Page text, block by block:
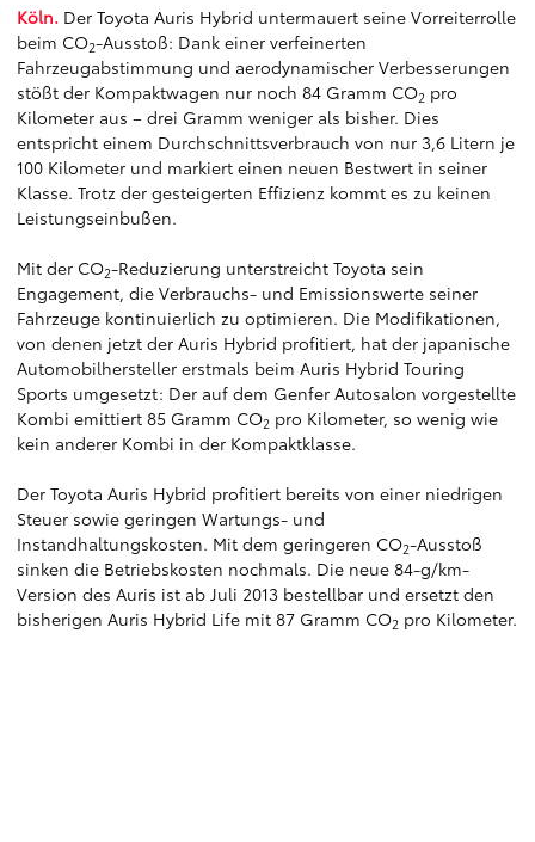
Köln. Der Toyota Auris Hybrid untermauert seine Vorreiterrolle
beim CO2-Ausstoß: Dank einer verfeinerten
Fahrzeugabstimmung und aerodynamischer Verbesserungen
stößt der Kompaktwagen nur noch 84 Gramm CO2 pro
Kilometer aus – drei Gramm weniger als bisher. Dies
entspricht einem Durchschnittsverbrauch von nur 3,6 Litern je
100 Kilometer und markiert einen neuen Bestwert in seiner
Klasse. Trotz der gesteigerten Effizienz kommt es zu keinen
Leistungseinbußen.
Mit der CO2-Reduzierung unterstreicht Toyota sein
Engagement, die Verbrauchs- und Emissionswerte seiner
Fahrzeuge kontinuierlich zu optimieren. Die Modifikationen,
von denen jetzt der Auris Hybrid profitiert, hat der japanische
Automobilhersteller erstmals beim Auris Hybrid Touring
Sports umgesetzt: Der auf dem Genfer Autosalon vorgestellte
Kombi emittiert 85 Gramm CO2 pro Kilometer, so wenig wie
kein anderer Kombi in der Kompaktklasse.
Der Toyota Auris Hybrid profitiert bereits von einer niedrigen
Steuer sowie geringen Wartungs- und
Instandhaltungskosten. Mit dem geringeren CO2-Ausstoß
sinken die Betriebskosten nochmals. Die neue 84-g/km-
Version des Auris ist ab Juli 2013 bestellbar und ersetzt den
bisherigen Auris Hybrid Life mit 87 Gramm CO2 pro Kilometer.